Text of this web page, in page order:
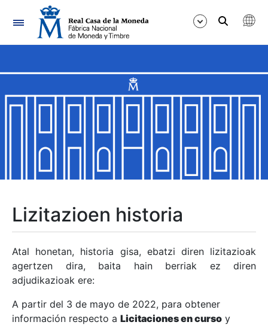
Nabigazioa
Erakutsi/Ezkutatu
Erakutsi/Ezkutatu
Erakutsi/Ezkutatu
Erakutsi/Ezkutatu
Erakutsi/Ezkutatu
Lizitazioen historia
Atal honetan, historia gisa, ebatzi diren lizitazioak
agertzen dira, baita hain berriak ez diren
adjudikazioak ere:
A partir del 3 de mayo de 2022, para obtener
información respecto a Licitaciones en curso y